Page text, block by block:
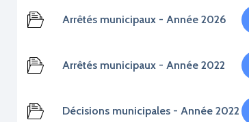
Arrêtés municipaux - Année 2026
Arrêtés municipaux - Année 2022
Décisions municipales - Année 2022